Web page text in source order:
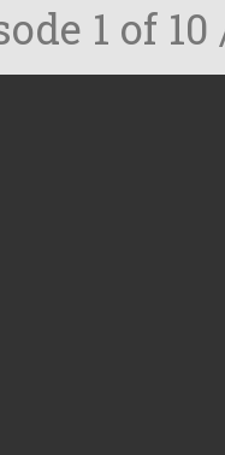
1 of